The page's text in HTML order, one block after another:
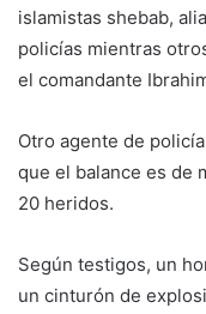
islamistas shebab,
policías mientras
el comandante
Otro agente de
que el balance es de
20 heridos.
Según testigos, un
un cinturón de